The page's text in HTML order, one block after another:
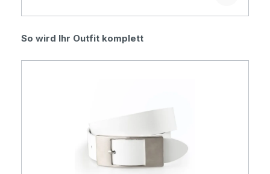
Produktgalerie überspringen
So wird Ihr Outfit komplett